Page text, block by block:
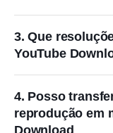
3. Que
YouTube
4. Posso
reprodução em